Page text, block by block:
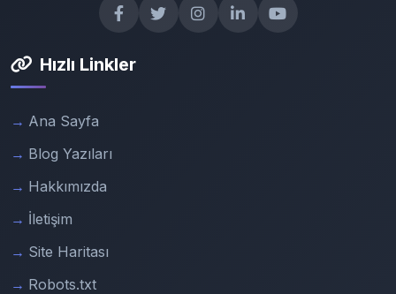
Hızlı Linkler
Ana Sayfa
Blog Yazıları
Hakkımızda
İletişim
Site Haritası
Robots.txt